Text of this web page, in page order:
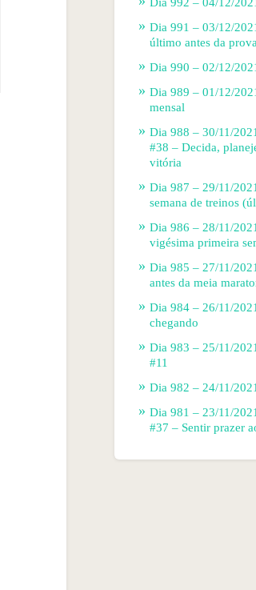
Dia 991 – 03/12/
último antes da prova
Dia 990 – 02/12/
Dia 989 – 01/12/
mensal
Dia 988 – 30/11/
#38 – Decida,
vitória
Dia 987 – 29/11/
semana de treinos
Dia 986 – 28/11/
vigésima primeira
Dia 985 – 27/11/
antes da meia
Dia 984 – 26/11/
chegando
Dia 983 – 25/11/
#11
Dia 982 – 24/11/
Dia 981 – 23/11/
#37 – Sentir prazer